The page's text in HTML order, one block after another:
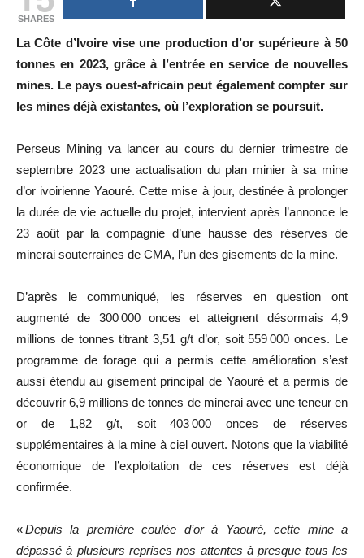
SHARES
La Côte d’Ivoire vise une production d’or supérieure à 50
tonnes en 2023, grâce à l’entrée en service de nouvelles
mines. Le pays ouest-africain peut également compter sur
les mines déjà existantes, où l’exploration se poursuit.
Perseus Mining va lancer au cours du dernier trimestre de
septembre 2023 une actualisation du plan minier à sa mine
d’or ivoirienne Yaouré. Cette mise à jour, destinée à prolonger
la durée de vie actuelle du projet, intervient après l’annonce le
23 août par la compagnie d’une hausse des réserves de
minerai souterraines de CMA, l’un des gisements de la mine.
D’après le communiqué, les réserves en question ont
augmenté de 300 000 onces et atteignent désormais 4,9
millions de tonnes titrant 3,51 g/t d’or, soit 559 000 onces. Le
programme de forage qui a permis cette amélioration s’est
aussi étendu au gisement principal de Yaouré et a permis de
découvrir 6,9 millions de tonnes de minerai avec une teneur en
or de 1,82 g/t, soit 403 000 onces de réserves
supplémentaires à la mine à ciel ouvert. Notons que la viabilité
économique de l’exploitation de ces réserves est déjà
confirmée.
«Depuis la première coulée d’or à Yaouré, cette mine a
dépassé à plusieurs reprises nos attentes à presque tous les